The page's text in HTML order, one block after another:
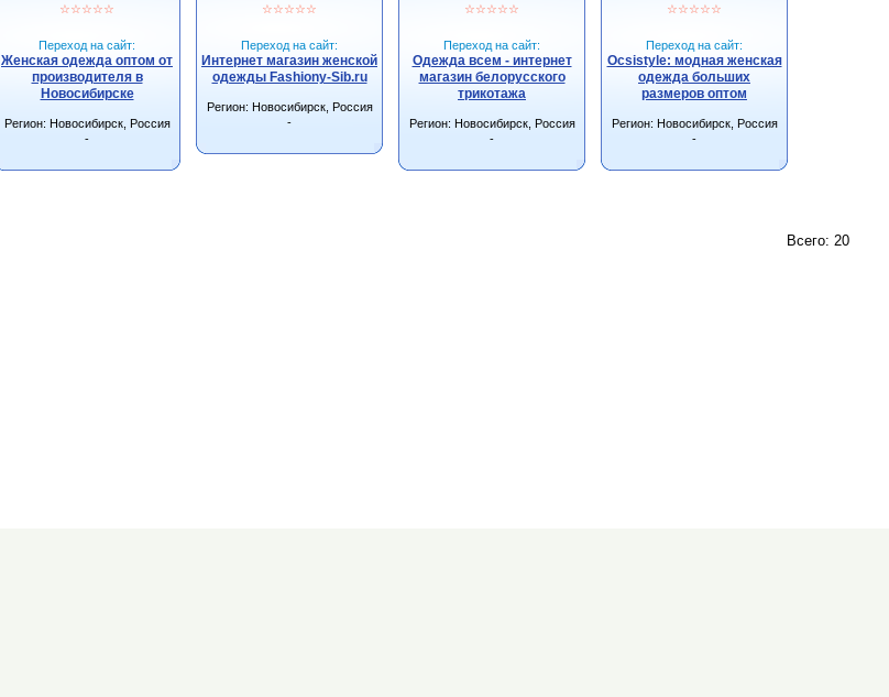
☆☆☆☆☆
Переход на сайт:
Женская одежда оптом от
производителя в
Новосибирске
Регион: Новосибирск, Россия
-
☆☆☆☆☆
Переход на сайт:
Интернет магазин женской
одежды Fashiony-Sib.ru
Регион: Новосибирск, Россия
-
☆☆☆☆☆
Переход на сайт:
Одежда всем - интернет
магазин белорусского
трикотажа
Регион: Новосибирск, Россия
-
☆☆☆☆☆
Переход на сайт:
Ocsistyle: модная женская
одежда больших
размеров оптом
Регион: Новосибирск, Россия
-
Всего: 20